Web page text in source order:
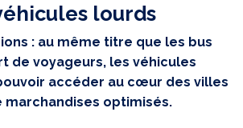
lourds
: au même titre que les bus
de voyageurs, les véhicules
accéder au cœur des villes
marchandises optimisés.